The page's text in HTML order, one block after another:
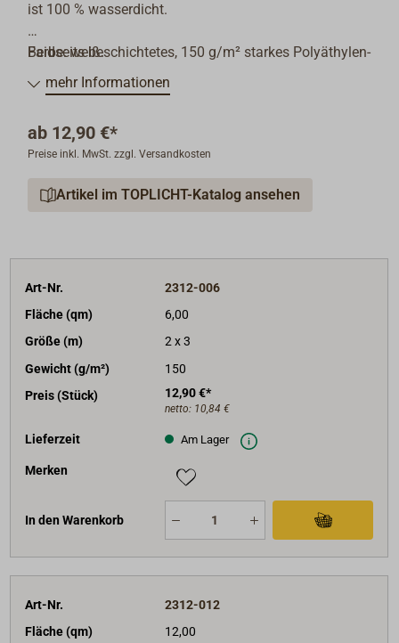
ist 100 % wasserdicht.
Beidseits beschichtetes, 150 g/m² starkes Polyäthylen-
Bändchengewebe (850 Denier). Die Ränder sind
rundherum verschweißt, mit PP-Band verstärkt und
Ecken sind mit Kunststoff verstärkt.
Farbe: weiß.
mehr Informationen
ab 12,90 €*
Preise inkl. MwSt. zzgl. Versandkosten
Artikel im TOPLICHT-Katalog ansehen
Art-Nr.
2312-006
Fläche (qm)
6,00
Größe (m)
2 x 3
Gewicht (g/m²)
150
Preis (Stück)
12,90 €*
netto: 10,84 €
Lieferzeit Am Lager
Merken
In den Warenkorb
Art-Nr.
2312-012
Fläche (qm)
12,00